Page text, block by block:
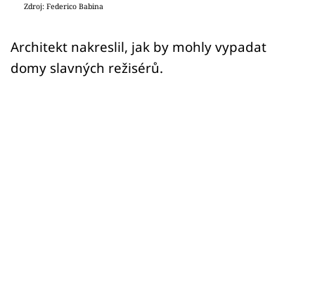
Zdroj: Federico Babina
Architekt nakreslil, jak by mohly vypadat
domy slavných režisérů.